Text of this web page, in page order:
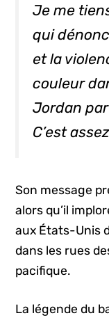
Je me
qui
et la
couleur
Jordan
C’est
Son message
alors qu’il
aux États-Unis
dans les rues
pacifique.
La légende du